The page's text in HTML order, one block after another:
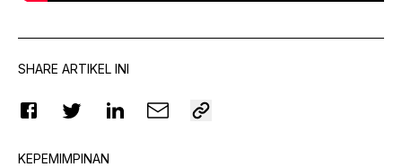
SHARE ARTIKEL INI
KEPEMIMPINAN